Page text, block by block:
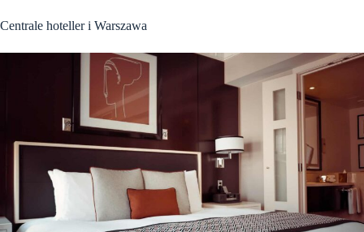
Centrale hoteller i Warszawa